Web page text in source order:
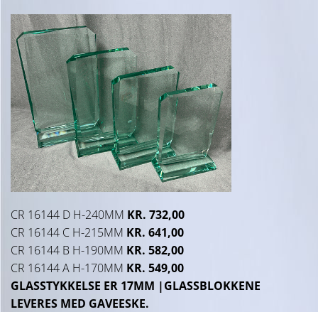
CR 16144 D H-240MM KR. 732,00
CR 16144 C H-215MM KR. 641,00
CR 16144 B H-190MM KR. 582,00
CR 16144 A H-170MM KR. 549,00
GLASSTYKKELSE ER 17MM |GLASSBLOKKENE
LEVERES MED GAVEESKE.